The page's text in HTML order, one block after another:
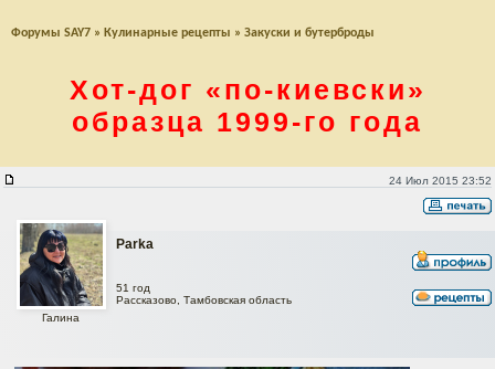
Форумы SAY7 » Кулинарные рецепты » Закуски и бутерброды
Хот-дог «по-киевски»
образца 1999-го года
24 Июл 2015 23:52
Parka
Галина
51 год
Рассказово, Тамбовская область